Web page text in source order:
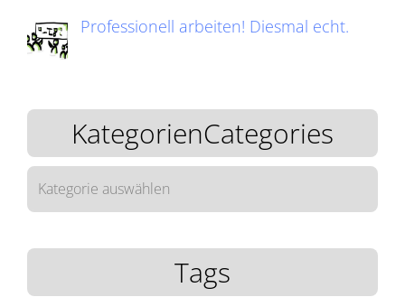
Professionell arbeiten! Diesmal echt.
KategorienCategories
KategorienCategories
Tags